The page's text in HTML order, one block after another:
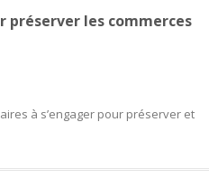
préserver les commerces
à s’engager pour préserver et